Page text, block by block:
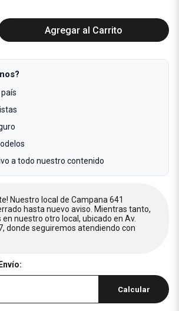
Agregar al Carrito
a todo nuestro contenido
Nuestro local de Campana 641
hasta nuevo aviso. Mientras tanto,
nuestro otro local, ubicado en Av.
donde seguiremos atendiendo con
Calcular